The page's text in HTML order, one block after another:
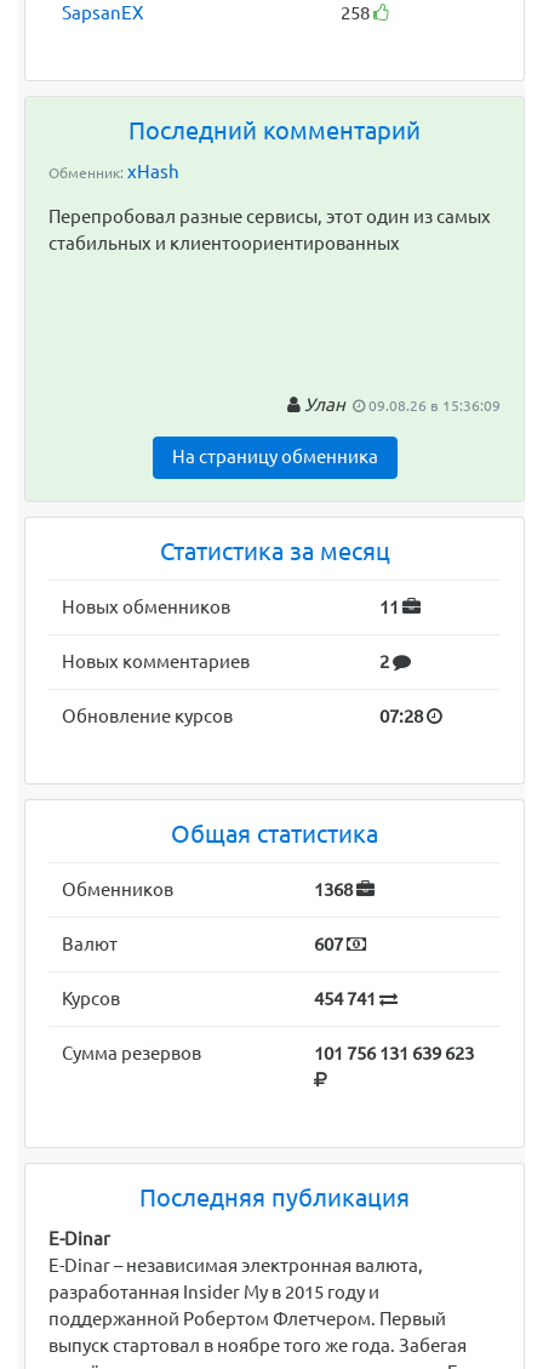
SapsanEX 258
Последний комментарий
Обменник: xHash
Перепробовал разные сервисы, этот один из самых
стабильных и клиентоориентированных
Улан 09.08.26 в 15:36:09
На страницу обменника
Статистика за месяц
Новых обменников 11
Новых комментариев 2
Обновление курсов 07:28
Общая статистика
Обменников 1368
Валют 607
Курсов 454 741
Сумма резервов 101 756 131 639 623
Последняя публикация
E-Dinar
E-Dinar – независимая электронная валюта,
разработанная Insider My в 2015 году и
поддержанной Робертом Флетчером. Первый
выпуск стартовал в ноябре того же года. Забегая